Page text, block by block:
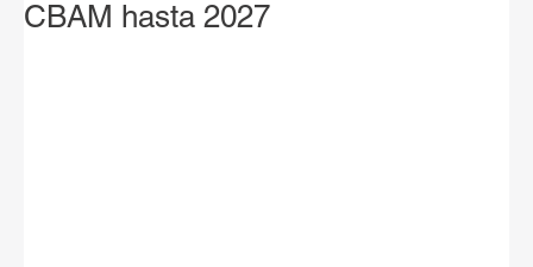
CBAM hasta 2027